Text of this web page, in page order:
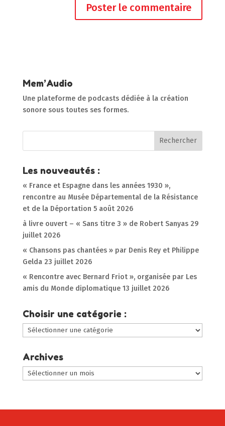
Mem’Audio
Une plateforme de podcasts dédiée à la création
sonore sous toutes ses formes.
Les nouveautés :
« France et Espagne dans les années 1930 »,
rencontre au Musée Départemental de la Résistance
et de la Déportation 5 août 2026
à livre ouvert – « Sans titre 3 » de Robert Sanyas 29
juillet 2026
« Chansons pas chantées » par Denis Rey et Philippe
Gelda 23 juillet 2026
« Rencontre avec Bernard Friot », organisée par Les
amis du Monde diplomatique 13 juillet 2026
Choisir une catégorie :
Choisir
une
catégorie
:
Archives
Archives